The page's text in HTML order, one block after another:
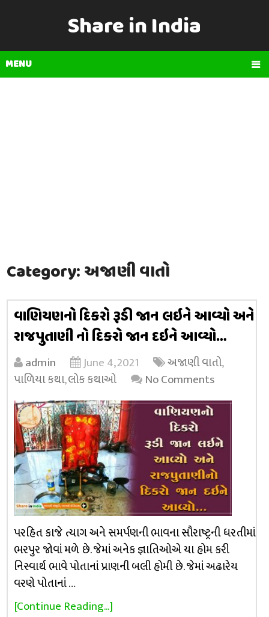
Share in India
MENU
Category:અજાણી વાતો
વાણિયણનો દિકરો રૂડી જાન લઇને આવ્યો અને
રાજપુતાણી નો દિકરો જાન દઇને આવ્યો…
admin June 4, 2021 અજાણી વાતો,
પાળિયા કથા,લોક કથાઓ No Comments
પરહિત કાજે ત્યાગ અને સમર્પણની ભાવના સૌરાષ્ટ્રની ધરતીમાં
ભરપુર જોવાં મળે છે. જેમાં અનેક જ્ઞાતિઓએ યા હોમ કરી
નિસ્વાર્થ ભાવે પોતાનાં પ્રાણની બલી હોમી છે. જેમાં અઢારેય
વરણે પોતાનાં …
[Continue Reading...]